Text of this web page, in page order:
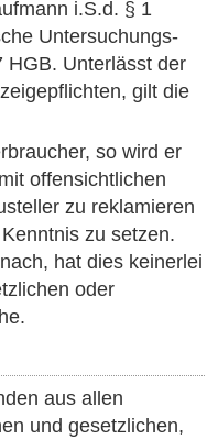
i.S.d. § 1
Untersuchungs-
HGB. Unterlässt der
gilt die
so wird er
offensichtlichen
zu reklamieren
zu setzen.
hat dies keinerlei
oder
aus allen
und gesetzlichen,